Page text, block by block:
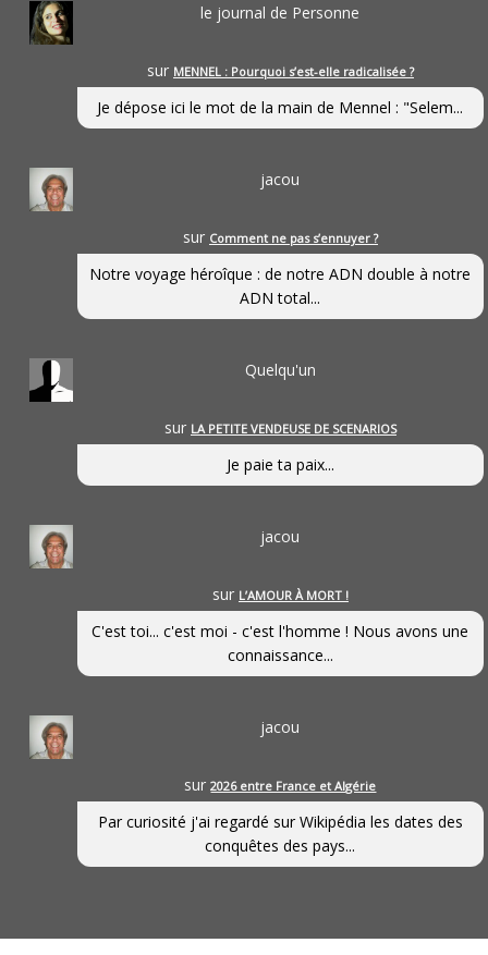
le journal de Personne
sur MENNEL : Pourquoi s’est-elle radicalisée ?
Je dépose ici le mot de la main de Mennel : "Selem...
jacou
sur Comment ne pas s’ennuyer ?
Notre voyage héroîque : de notre ADN double à notre
ADN total...
Quelqu'un
sur LA PETITE VENDEUSE DE SCENARIOS
Je paie ta paix...
jacou
sur L’AMOUR À MORT !
C'est toi... c'est moi - c'est l'homme ! Nous avons une
connaissance...
jacou
sur2026 entre France et Algérie
Par curiosité j'ai regardé sur Wikipédia les dates des
conquêtes des pays...